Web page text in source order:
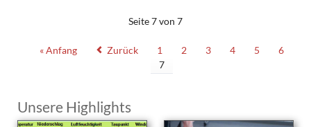
Seite 7 von 7
« Anfang Zurück 1 2 3 4 5
6
7
Unsere Highlights